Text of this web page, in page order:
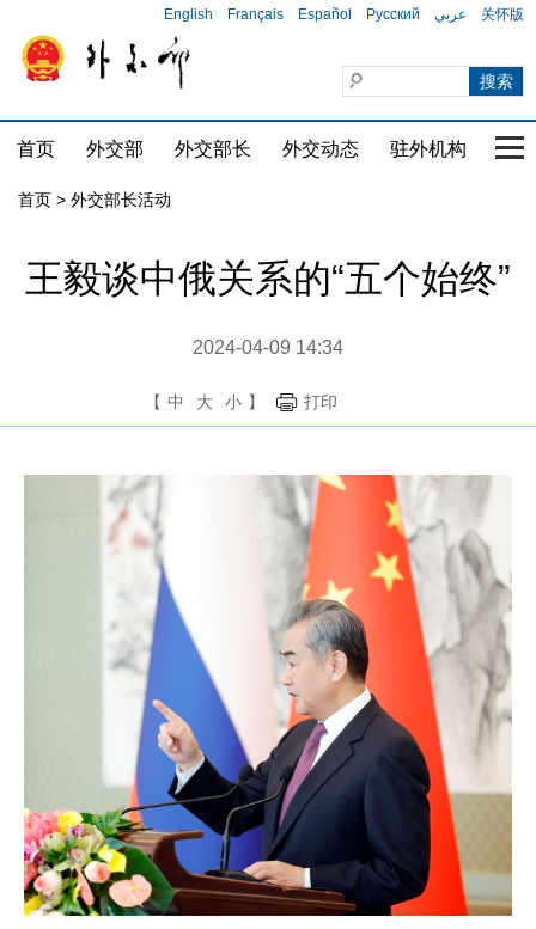
English Français Español Русский عربي 关怀版
首页 外交部 外交部长 外交动态 驻外机构 国
首页 > 外交部长活动
王毅谈中俄关系的“五个始终”
2024-04-09 14:34
【 中 大 小 】 打印